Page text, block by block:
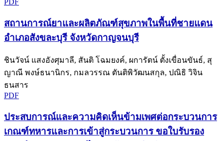
สถานการณ์ยาและผลิตภัณฑ์สุขภาพในพื้นที่ชายแดน
อำเภอสังขละบุรี จังหวัดกาญจนบุรี
ชินวัจน์ แสงอังศุมาลี, สันติ โฉมยงค์, ผการัตน์ ตั้งเขื่อนขันธ์, สุ
ญาณี พงษ์ธนานิกร, กมลวรรณ ตันติพิวัฒนสกุล, ปณิธิ วิจิน
ธนสาร
PDF
ประสบการณ์และความคิดเห็นข้ามเพศต่อกระบวนการ
เกณฑ์ทหารและการเข้าสู่กระบวนการ ขอใบรับรอง